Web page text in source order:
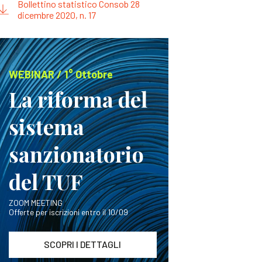
Bollettino statistico Consob 28
dicembre 2020, n. 17
WEBINAR / 1° Ottobre
La riforma del
sistema
sanzionatorio
del TUF
ZOOM MEETING
Offerte per iscrizioni entro il 10/09
SCOPRI I DETTAGLI